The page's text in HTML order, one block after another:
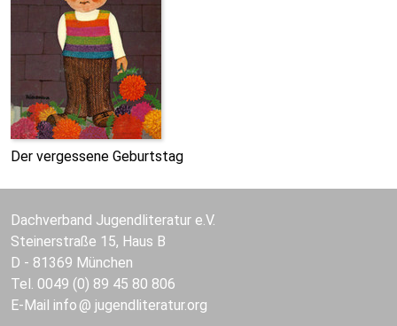
Der vergessene Geburtstag
Dachverband Jugendliteratur e.V.
Steinerstraße 15, Haus B
D - 81369 München
Tel. 0049 (0) 89 45 80 806
E-Mail info jugendliteratur.org